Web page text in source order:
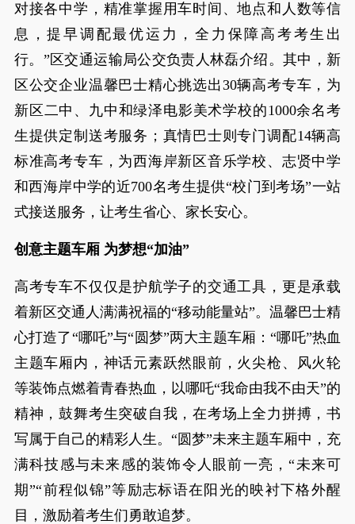
对接各中学，精准掌握用车时间、地点和人数等信
息，提早调配最优运力，全力保障高考考生出
行。”区交通运输局公交负责人林磊介绍。其中，新
区公交企业温馨巴士精心挑选出30辆高考专车，为
新区二中、九中和绿泽电影美术学校的1000余名考
生提供定制送考服务；真情巴士则专门调配14辆高
标准高考专车，为西海岸新区音乐学校、志贤中学
和西海岸中学的近700名考生提供“校门到考场”一站
式接送服务，让考生省心、家长安心。
创意主题车厢 为梦想“加油”
高考专车不仅仅是护航学子的交通工具，更是承载
着新区交通人满满祝福的“移动能量站”。温馨巴士精
心打造了“哪吒”与“圆梦”两大主题车厢：“哪吒”热血
主题车厢内，神话元素跃然眼前，火尖枪、风火轮
等装饰点燃着青春热血，以哪吒“我命由我不由天”的
精神，鼓舞考生突破自我，在考场上全力拼搏，书
写属于自己的精彩人生。“圆梦”未来主题车厢中，充
满科技感与未来感的装饰令人眼前一亮，“未来可
期”“前程似锦”等励志标语在阳光的映衬下格外醒
目，激励着考生们勇敢追梦。